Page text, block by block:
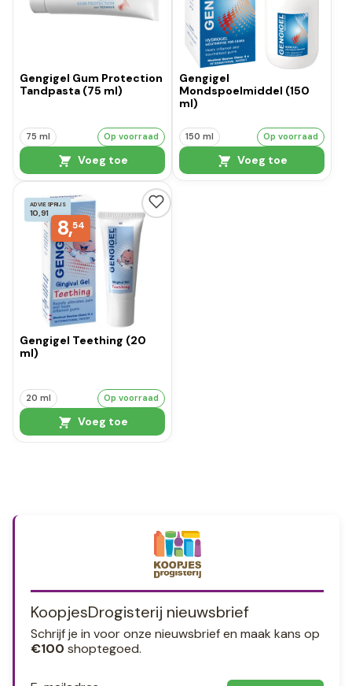
Gengigel Gum Protection
Tandpasta (75 ml)
75 ml Op voorraad
Voeg toe
Gengigel
Mondspoelmiddel (150
ml)
150 ml Op voorraad
Voeg toe
ADVIESPRIJS
10,91
8,54
Gengigel Teething (20
ml)
20 ml Op voorraad
Voeg toe
KoopjesDrogisterij nieuwsbrief
Schrijf je in voor onze nieuwsbrief en maak kans op
€100 shoptegoed.